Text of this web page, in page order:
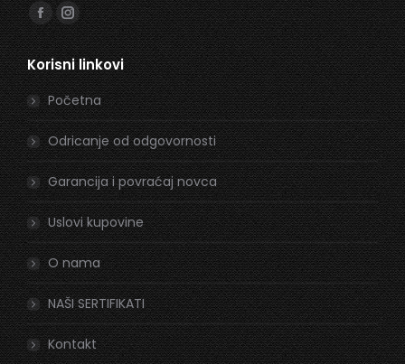
Find us on:
Facebook
page
opens
in
new
window
Instagram
page
opens
in
new
window
Korisni linkovi
Početna
Odricanje od odgovornosti
Garancija i povraćaj novca
Uslovi kupovine
O nama
NAŠI SERTIFIKATI
Kontakt